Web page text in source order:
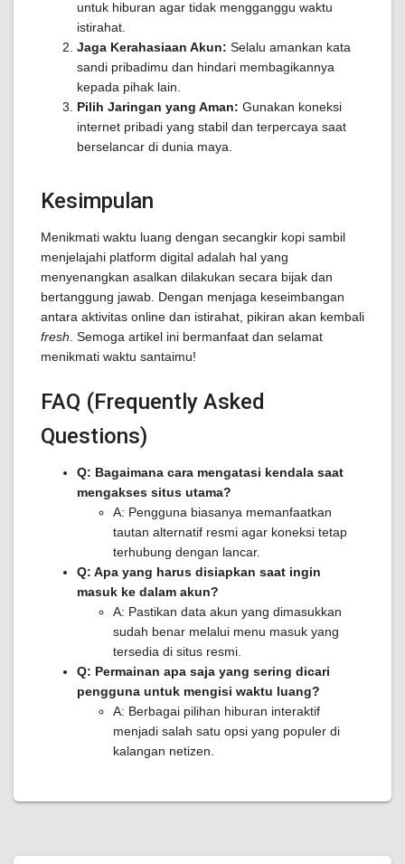
untuk hiburan agar tidak mengganggu waktu
istirahat.
Jaga Kerahasiaan Akun: Selalu amankan kata
sandi pribadimu dan hindari membagikannya
kepada pihak lain.
Pilih Jaringan yang Aman: Gunakan koneksi
internet pribadi yang stabil dan terpercaya saat
berselancar di dunia maya.
Kesimpulan
Menikmati waktu luang dengan secangkir kopi sambil
menjelajahi platform digital adalah hal yang
menyenangkan asalkan dilakukan secara bijak dan
bertanggung jawab. Dengan menjaga keseimbangan
antara aktivitas online dan istirahat, pikiran akan kembali
fresh . Semoga artikel ini bermanfaat dan selamat
menikmati waktu santaimu!
FAQ (Frequently Asked
Questions)
Q: Bagaimana cara mengatasi kendala saat
mengakses situs utama?
A: Pengguna biasanya memanfaatkan
tautan alternatif resmi agar koneksi tetap
terhubung dengan lancar.
Q: Apa yang harus disiapkan saat ingin
masuk ke dalam akun?
A: Pastikan data akun yang dimasukkan
sudah benar melalui menu masuk yang
tersedia di situs resmi.
Q: Permainan apa saja yang sering dicari
pengguna untuk mengisi waktu luang?
A: Berbagai pilihan hiburan interaktif
menjadi salah satu opsi yang populer di
kalangan netizen.